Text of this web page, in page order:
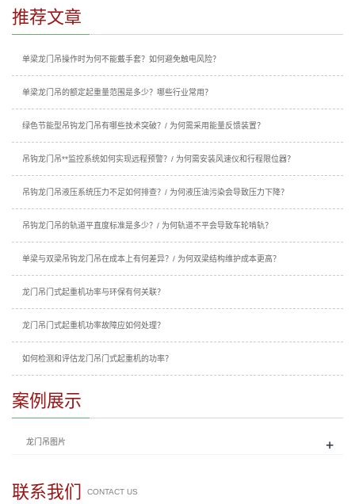
推荐文章
单梁龙门吊操作时为何不能戴手套？如何避免触电风险？
单梁龙门吊的额定起重量范围是多少？哪些行业常用？
绿色节能型吊钩龙门吊有哪些技术突破？/ 为何需采用能量反馈装置？
吊钩龙门吊**监控系统如何实现远程预警？/ 为何需安装风速仪和行程限位器？
吊钩龙门吊液压系统压力不足如何排查？/ 为何液压油污染会导致压力下降？
吊钩龙门吊的轨道平直度标准是多少？/ 为何轨道不平会导致车轮啃轨？
单梁与双梁吊钩龙门吊在成本上有何差异？/ 为何双梁结构维护成本更高？
龙门吊门式起重机功率与环保有何关联？
龙门吊门式起重机功率故障应如何处理？
如何检测和评估龙门吊门式起重机的功率？
案例展示
龙门吊图片 +
联系我们 CONTACT US